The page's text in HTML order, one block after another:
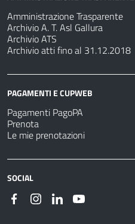
Amministrazione Trasparente
Archivio A. T. Asl Gallura
Archivio ATS
Archivio atti fino al 31.12.2018
PAGAMENTI E CUPWEB
Pagamenti PagoPA
Prenota
Le mie prenotazioni
SOCIAL